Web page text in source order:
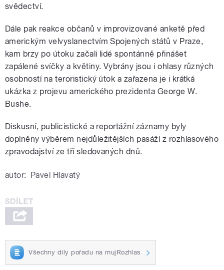
svědectví.
Dále pak reakce občanů v improvizované anketě před
americkým velvyslanectvím Spojených států v Praze,
kam brzy po útoku začali lidé spontánně přinášet
zapálené svíčky a květiny. Vybrány jsou i ohlasy různých
osobností na teroristický útok a zařazena je i krátká
ukázka z projevu amerického prezidenta George W.
Bushe.
Diskusní, publicistické a reportážní záznamy byly
doplněny výběrem nejdůležitějších pasáží z rozhlasového
zpravodajství ze tří sledovaných dnů.
autor: Pavel Hlavatý
Všechny díly pořadu na mujRozhlas